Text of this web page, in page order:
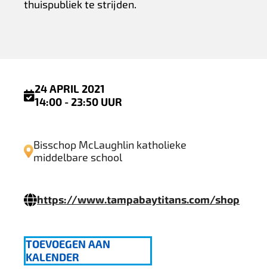
thuispubliek te strijden.
24 APRIL 2021
14:00 - 23:50 UUR
Bisschop McLaughlin katholieke
middelbare school
https://www.tampabaytitans.com/shop
TOEVOEGEN AAN
KALENDER